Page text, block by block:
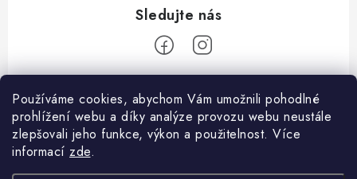
Používáme cookies, abychom Vám umožnili pohodlné
prohlížení webu a díky analýze provozu webu neustále
zlepšovali jeho funkce, výkon a použitelnost. Více
informací zde.
Z
Facebook